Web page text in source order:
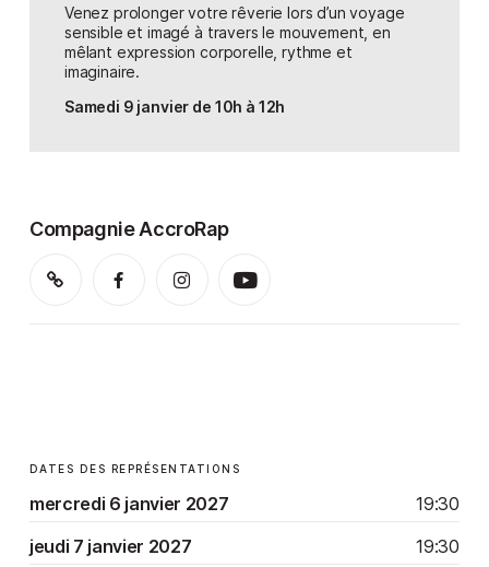
Venez prolonger votre rêverie lors d’un voyage
sensible et imagé à travers le mouvement, en
mêlant expression corporelle, rythme et
imaginaire.
Samedi 9 janvier de 10h à 12h
Compagnie AccroRap
DATES DES REPRÉSENTATIONS
mercredi 6 janvier 2027
19:30
jeudi 7 janvier 2027
19:30